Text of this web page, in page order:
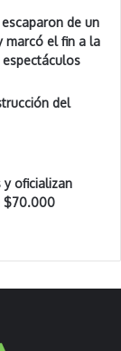
de un
marcó el fin a la
del
y oficializan
$70.000